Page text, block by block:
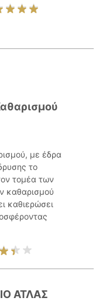
με έδρα
το
τομέα των
καθαρισμού
καθιερώσει
ΑΤΛΑΣ